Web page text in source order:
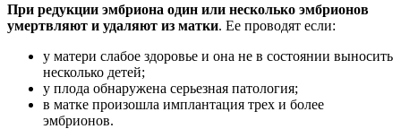
При редукции эмбриона один или несколько эмбрионов
умертвляют и удаляют из матки. Ее проводят если:
у матери слабое здоровье и она не в состоянии выносить
несколько детей;
у плода обнаружена серьезная патология;
в матке произошла имплантация трех и более
эмбрионов.